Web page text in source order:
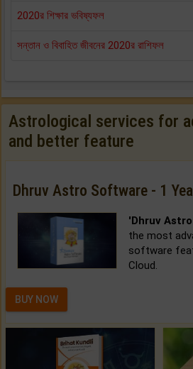
2020র শিক্ষার ভবিষ্যফল
সন্তান ও বিবাহিত জীবনের 2020র রাশিফল
Astrological services for
and better feature
Dhruv Astro Software - 1
'Dhruv
the most
software
Cloud.
BUY NOW